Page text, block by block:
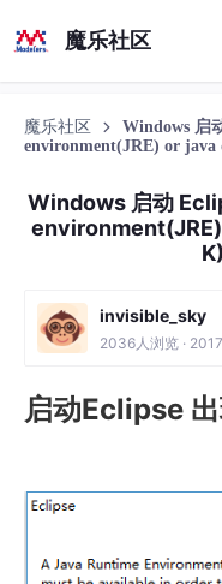
魔乐社区
魔乐社区
Windows 启
environment(JRE) or
Windows 启动
invisible_sky
2036人浏览 ·
启动Eclipse 出